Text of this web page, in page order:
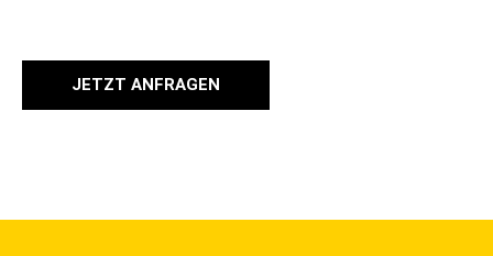
JETZT ANFRAGEN